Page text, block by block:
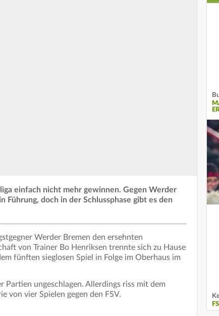
einfach nicht mehr gewinnen. Gegen Werder
Führung, doch in der Schlussphase gibt es den
Werder Bremen den ersehnten
von Trainer Bo Henriksen trennte sich zu Hause
fünften sieglosen Spiel in Folge im Oberhaus im
Partien ungeschlagen. Allerdings riss mit dem
von vier Spielen gegen den FSV.